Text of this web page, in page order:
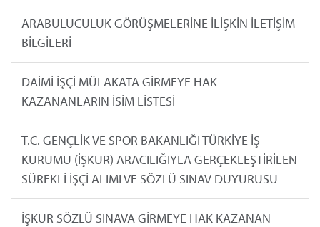
ARABULUCULUK GÖRÜŞMELERİNE İLİŞKİN İLETİŞİM
BİLGİLERİ
DAİMİ İŞÇİ MÜLAKATA GİRMEYE HAK
KAZANANLARIN İSİM LİSTESİ
T.C. GENÇLİK VE SPOR BAKANLIĞI TÜRKİYE İŞ
KURUMU (İŞKUR) ARACILIĞIYLA GERÇEKLEŞTİRİLEN
SÜREKLİ İŞÇİ ALIMI VE SÖZLÜ SINAV DUYURUSU
İŞKUR SÖZLÜ SINAVA GİRMEYE HAK KAZANAN